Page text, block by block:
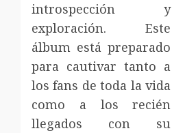
introspección y
exploración. Este
álbum está preparado
para cautivar tanto a
los fans de toda la vida
como a los recién
llegados con su